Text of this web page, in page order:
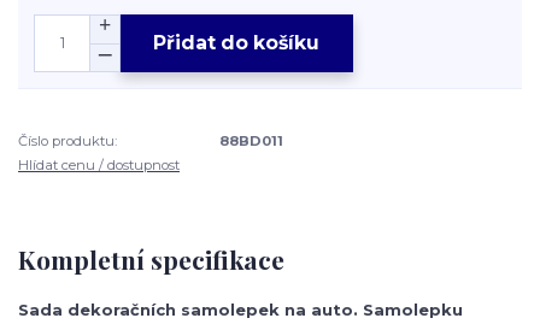
Přidat do košíku
Číslo produktu:
88BD011
Hlídat cenu / dostupnost
Kompletní specifikace
Sada dekoračních samolepek na auto. Samolepku